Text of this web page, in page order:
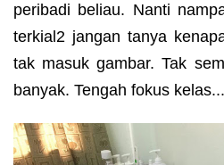
peribadi beliau. Nanti
terkial2 jangan tanya
tak masuk gambar. Tak
banyak. Tengah fokus